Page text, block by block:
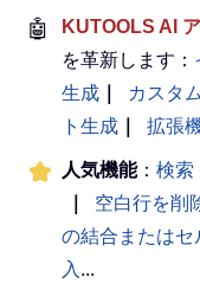
🤖 KUTOOLS AI
を革新します：
生成
カスタ
ト生成
拡張
人気機能： 検索
空白行を削
の結合またはセ
入 ...